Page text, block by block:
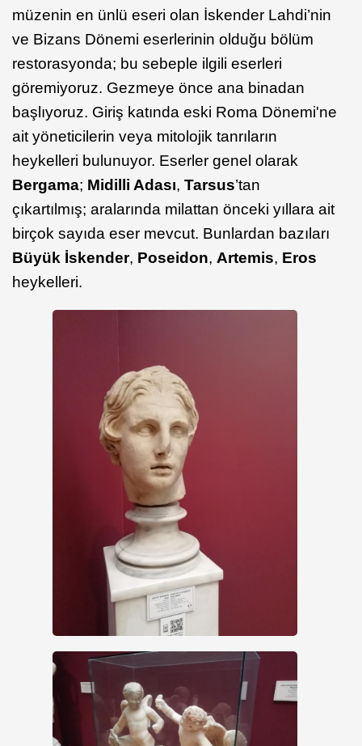
müzenin en ünlü eseri olan İskender Lahdi’nin
ve Bizans Dönemi eserlerinin olduğu bölüm
restorasyonda; bu sebeple ilgili eserleri
göremiyoruz. Gezmeye önce ana binadan
başlıyoruz. Giriş katında eski Roma Dönemi'ne
ait yöneticilerin veya mitolojik tanrıların
heykelleri bulunuyor. Eserler genel olarak
Bergama; Midilli Adası, Tarsus’tan
çıkartılmış; aralarında milattan önceki yıllara ait
birçok sayıda eser mevcut. Bunlardan bazıları
Büyük İskender, Poseidon, Artemis, Eros
heykelleri.